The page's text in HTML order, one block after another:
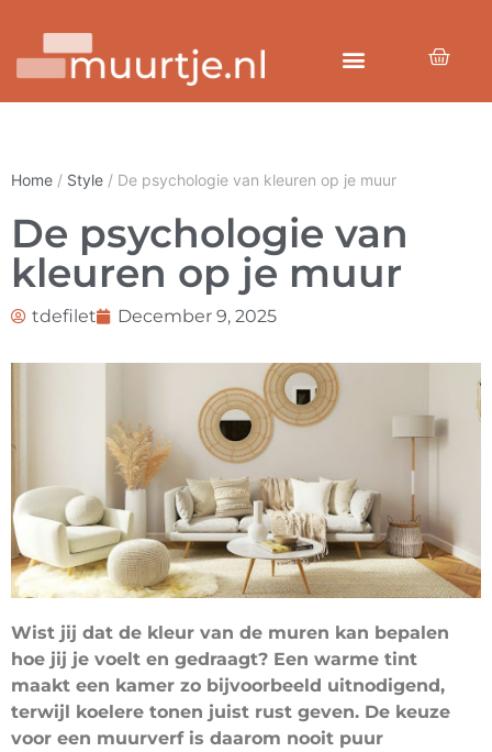
Home / Style / De psychologie van kleuren op je muur
De psychologie van
kleuren op je muur
tdefilet December 9, 2025
Wist jij dat de kleur van de muren kan bepalen
hoe jij je voelt en gedraagt? Een warme tint
maakt een kamer zo bijvoorbeeld uitnodigend,
terwijl koelere tonen juist rust geven. De keuze
voor een muurverf is daarom nooit puur